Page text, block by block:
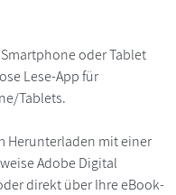
oder Tablet
Lese-App für
Tablets.
Herunterladen mit einer
Adobe Digital
direkt über Ihre eBook-